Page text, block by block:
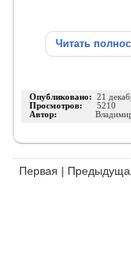
Читать
Опубликовано: 21
Просмотров: 5210
Автор:
Первая |